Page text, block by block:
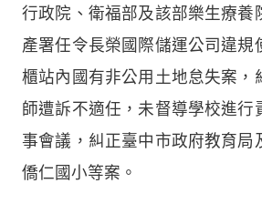
行政院、衛福部及該部樂生療養
產署任令長榮國際儲運公司違規
櫃站內國有非公用土地怠失案，
師遭訴不適任，未督導學校進行
事會議，糾正臺中市政府教育局
僑仁國小等案。